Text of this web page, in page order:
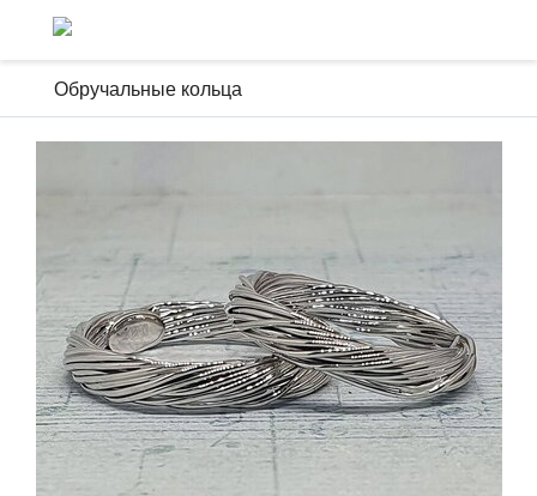
Обручальные кольца